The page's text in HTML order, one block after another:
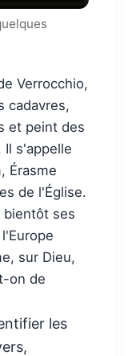
Verrocchio,
cadavres,
et peint des
s'appelle
Érasme
de l'Église.
bientôt ses
sur Dieu,
on de
les